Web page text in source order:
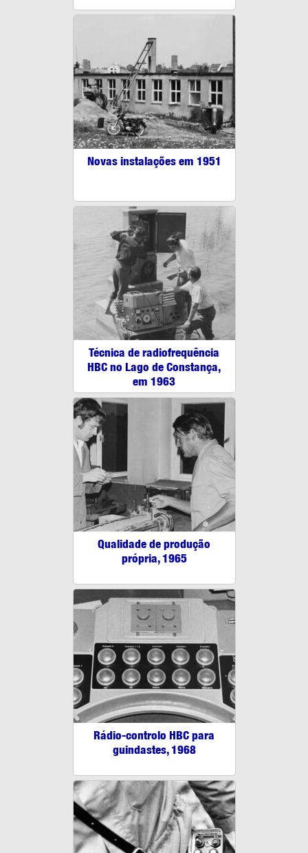
Novas instalações em 1951
Técnica de radiofrequência
HBC no Lago de Constança,
em 1963
Qualidade de produção
própria, 1965
Rádio-controlo HBC para
guindastes, 1968